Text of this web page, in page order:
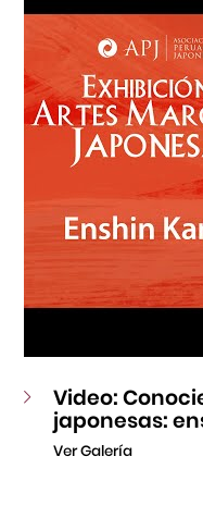
Teatro Peruano
Video:
japonesas:
Ver Galería